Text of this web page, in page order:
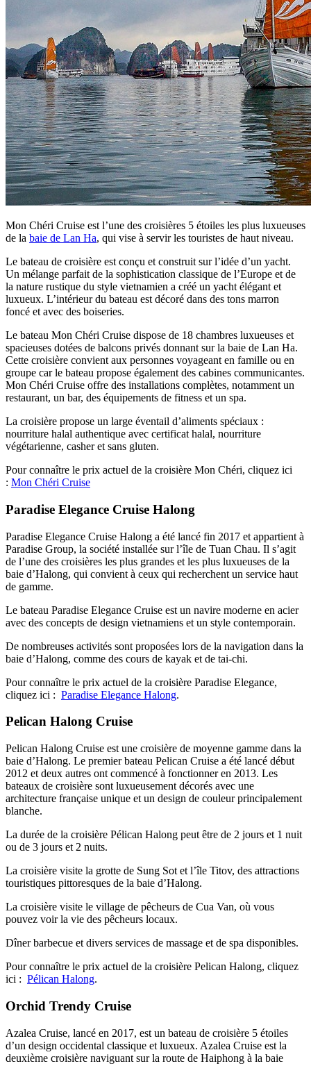
Mon Chéri Cruise est l’une des croisières 5 étoiles les plus luxueuses
de la baie de Lan Ha, qui vise à servir les touristes de haut niveau.
Le bateau de croisière est conçu et construit sur l’idée d’un yacht.
Un mélange parfait de la sophistication classique de l’Europe et de
la nature rustique du style vietnamien a créé un yacht élégant et
luxueux. L’intérieur du bateau est décoré dans des tons marron
foncé et avec des boiseries.
Le bateau Mon Chéri Cruise dispose de 18 chambres luxueuses et
spacieuses dotées de balcons privés donnant sur la baie de Lan Ha.
Cette croisière convient aux personnes voyageant en famille ou en
groupe car le bateau propose également des cabines communicantes.
Mon Chéri Cruise offre des installations complètes, notamment un
restaurant, un bar, des équipements de fitness et un spa.
La croisière propose un large éventail d’aliments spéciaux :
nourriture halal authentique avec certificat halal, nourriture
végétarienne, casher et sans gluten.
Pour connaître le prix actuel de la croisière Mon Chéri, cliquez ici
: Mon Chéri Cruise
Paradise Elegance Cruise Halong
Paradise Elegance Cruise Halong a été lancé fin 2017 et appartient à
Paradise Group, la société installée sur l’île de Tuan Chau. Il s’agit
de l’une des croisières les plus grandes et les plus luxueuses de la
baie d’Halong, qui convient à ceux qui recherchent un service haut
de gamme.
Le bateau Paradise Elegance Cruise est un navire moderne en acier
avec des concepts de design vietnamiens et un style contemporain.
De nombreuses activités sont proposées lors de la navigation dans la
baie d’Halong, comme des cours de kayak et de tai-chi.
Pour connaître le prix actuel de la croisière Paradise Elegance,
cliquez ici : Paradise Elegance Halong.
Pelican Halong Cruise
Pelican Halong Cruise est une croisière de moyenne gamme dans la
baie d’Halong. Le premier bateau Pelican Cruise a été lancé début
2012 et deux autres ont commencé à fonctionner en 2013. Les
bateaux de croisière sont luxueusement décorés avec une
architecture française unique et un design de couleur principalement
blanche.
La durée de la croisière Pélican Halong peut être de 2 jours et 1 nuit
ou de 3 jours et 2 nuits.
La croisière visite la grotte de Sung Sot et l’île Titov, des attractions
touristiques pittoresques de la baie d’Halong.
La croisière visite le village de pêcheurs de Cua Van, où vous
pouvez voir la vie des pêcheurs locaux.
Dîner barbecue et divers services de massage et de spa disponibles.
Pour connaître le prix actuel de la croisière Pelican Halong, cliquez
ici : Pélican Halong.
Orchid Trendy Cruise
Azalea Cruise, lancé en 2017, est un bateau de croisière 5 étoiles
d’un design occidental classique et luxueux. Azalea Cruise est la
deuxième croisière naviguant sur la route de Haiphong à la baie